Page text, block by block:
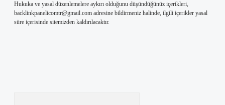
Hukuka ve yasal düzenlemelere aykırı olduğunu düşündüğünüz içerikleri,
backlinkpanelicomtr@gmail.com adresine bildirmeniz halinde, ilgili içerikler yasal
süre içerisinde sitemizden kaldırılacaktır.